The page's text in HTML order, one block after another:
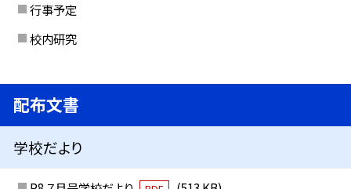
行事予定
校内研究
配布文書
学校だより